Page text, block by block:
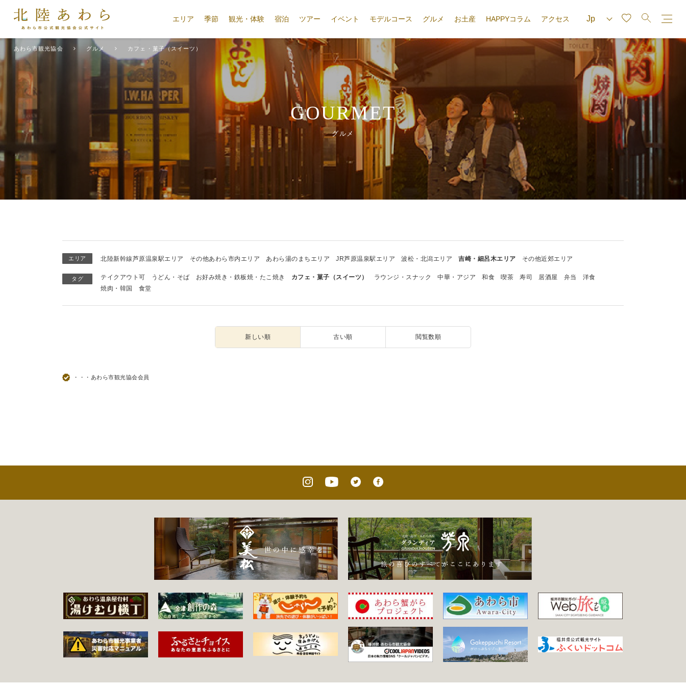
エリア 季節 観光・体験 宿泊 ツアー イベント モデルコース グルメ お土産 HAPPYコラム アクセス
あわら市観光協会 グルメ カフェ・菓子（スイーツ）
GOURMET
グルメ
エリア 北陸新幹線芦原温泉駅エリア その他あわら市内エリア あわら湯のまちエリア JR芦原温泉駅エリア 波松・北潟エリア 吉崎・細呂木エリア その他近郊エリア
タグ テイクアウト可 うどん・そば お好み焼き・鉄板焼・たこ焼き カフェ・菓子（スイーツ） ラウンジ・スナック 中華・アジア 和食 喫茶 寿司 居酒屋 弁当
洋食
焼肉・韓国
食堂
新しい順 古い順 閲覧数順
・・・あわら市観光協会会員